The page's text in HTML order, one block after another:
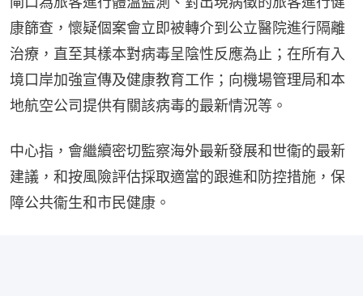
康篩查，懷疑個案會立即被轉介到公立醫院進行隔離
治療，直至其樣本對病毒呈陰性反應為止；在所有入
境口岸加強宣傳及健康教育工作；向機場管理局和本
地航空公司提供有關該病毒的最新情況等。
中心指，會繼續密切監察海外最新發展和世衞的最新
建議，和按風險評估採取適當的跟進和防控措施，保
障公共衞生和市民健康。